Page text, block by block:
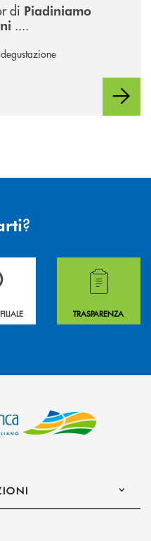
di Piadiniamo
....
?
ti richiamiamo
&nbsp;vicina a te. &nbsp;
Hai bisogno di
TRASPARENZA